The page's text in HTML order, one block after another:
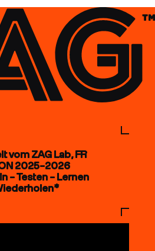
vom ZAG Lab, FR
2025–2026
– Testen – Lernen